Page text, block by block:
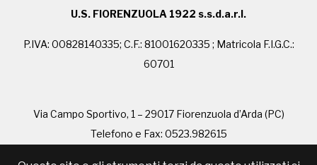
U.S. FIORENZUOLA 1922 s.s.d.a.r.l.
P.IVA: 00828140335; C.F.: 81001620335 ; Matricola F.I.G.C.:
60701
Via Campo Sportivo, 1 – 29017 Fiorenzuola d’Arda (PC)
Telefono e Fax: 0523.982615